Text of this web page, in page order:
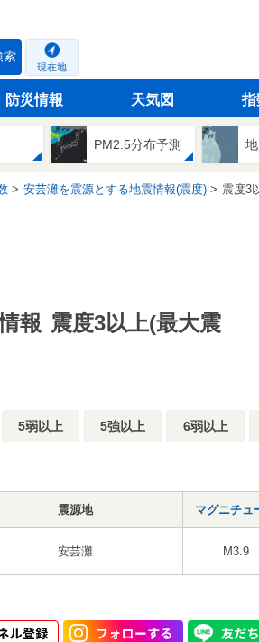
索
現在地
防災情報 天気図 指
PM2.5分布予測
安芸灘を震源とする地震情報(震度) 震度3
報 震度3以上(最大震
5弱以上 5強以上 6弱以上
震源地 マグニチュ
安芸灘 M3.9